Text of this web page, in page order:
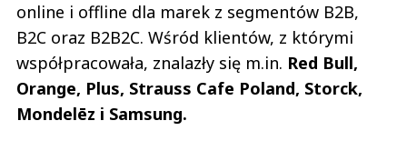
online i offline dla marek z segmentów B2B,
B2C oraz B2B2C. Wśród klientów, z którymi
współpracowała, znalazły się m.in. Red Bull,
Orange, Plus, Strauss Cafe Poland, Storck,
Mondelēz i Samsung.